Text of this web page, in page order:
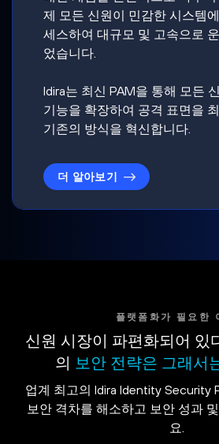
제 모든 신원이 민감한 시스템
세스하여 대규모 및 고속으로
었습니다.
Idira는 최신 PAM을 통해 모든
기능을 확장하여 공격 표면을
기존의 방식을 혁신합니다.
더 알아보기
플랫폼화가 필요한
신원 시장이 파편화되어 있
의 보안 전략은 그래서
업계 최고의 Idira Identity Security
보안 격차를 해소하고 보안 성과
요.